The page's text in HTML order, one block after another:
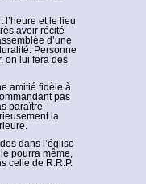
l’heure et le lieu
avoir récité
d’une
Personne
on lui fera des
amitié fidèle à
pas
paraître
la
dans l’église
pourra même,
celle de R.R.P.